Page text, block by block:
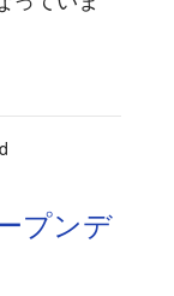
プンデ